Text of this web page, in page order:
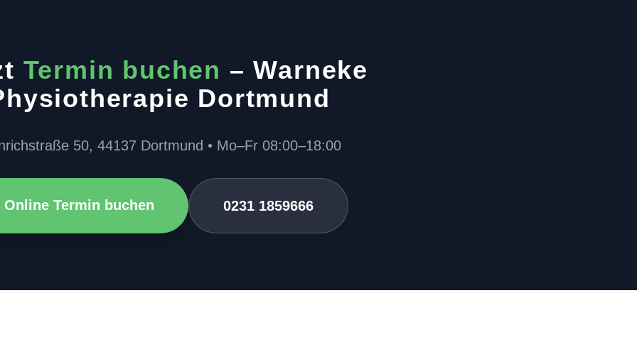
Termin buchen – Warneke
Dortmund
50, 44137 Dortmund • Mo–Fr 08:00–18:00
Online Termin buchen 0231 1859666